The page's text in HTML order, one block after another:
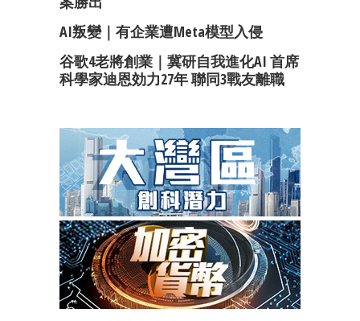
AI叛變｜有企業遭Meta模型入侵
谷歌4老將創業｜冀研自我進化AI 首席
科學家迪恩効力27年 聯同3戰友離職